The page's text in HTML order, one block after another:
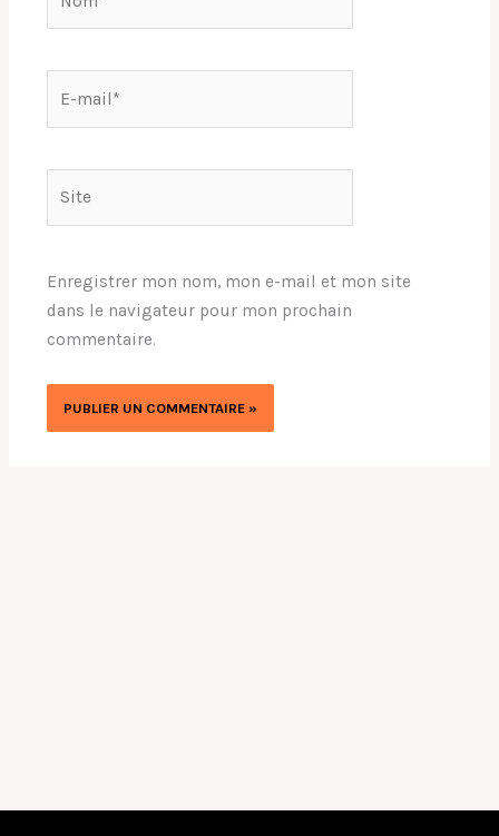
Enregistrer mon nom, mon e-mail et mon site
dans le navigateur pour mon prochain
commentaire.